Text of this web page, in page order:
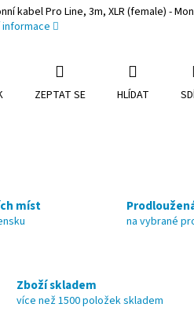
kabel Pro Line, 3m, XLR (female) -
informace
ZEPTAT SE HLÍDAT
míst
na vybrané
Zboží skladem
více než 1500 položek skladem